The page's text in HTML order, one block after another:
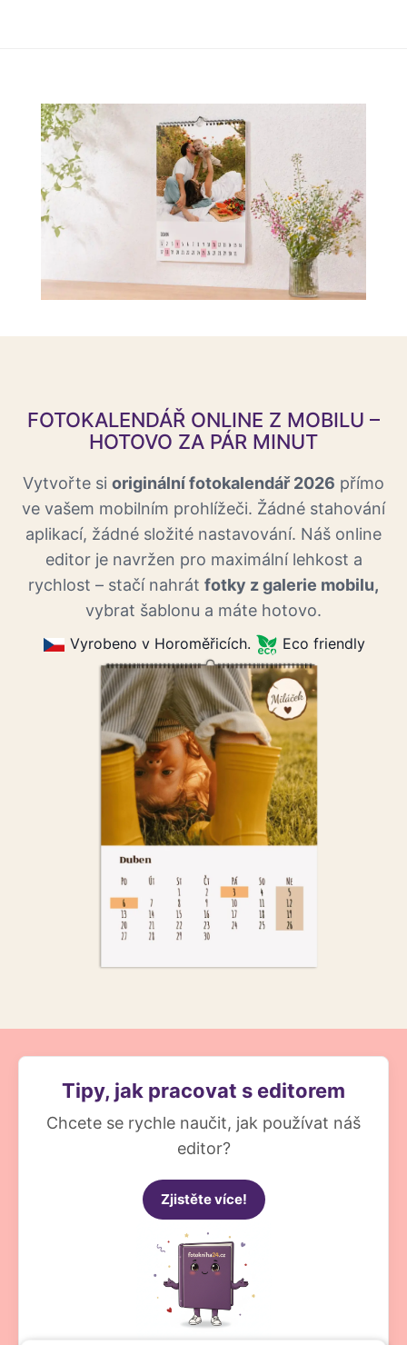
FOTOKALENDÁŘ ONLINE Z MOBILU –
HOTOVO ZA PÁR MINUT
Vytvořte si originální fotokalendář 2026 přímo
ve vašem mobilním prohlížeči. Žádné stahování
aplikací, žádné složité nastavování. Náš online
editor je navržen pro maximální lehkost a
rychlost – stačí nahrát fotky z galerie mobilu,
vybrat šablonu a máte hotovo.
Vyrobeno v Horoměřicích. Eco friendly
Tipy, jak pracovat s editorem
Chcete se rychle naučit, jak používat náš
editor?
Zjistěte více!